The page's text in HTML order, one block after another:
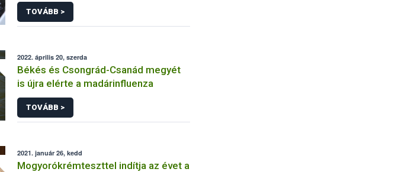
TOVÁBB >
2022. április 20, szerda
Békés és Csongrád-Csanád megyét
is újra elérte a madárinfluenza
TOVÁBB >
2021. január 26, kedd
Mogyorókrémteszttel indítja az évet a